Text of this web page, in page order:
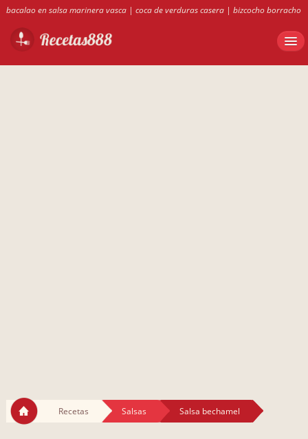
bacalao en salsa marinera vasca| coca de verduras casera| bizcocho borracho
de medina| recetas 888 | conejo guisado con pimientos
recetas de rotini
Recetas Salsas Salsa bechamel